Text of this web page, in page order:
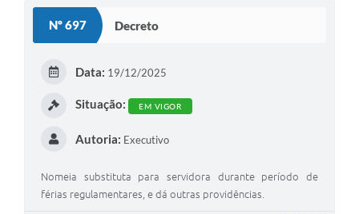
Nº 697 Decreto
Data: 19/12/2025
Situação: EM VIGOR
Autoria: Executivo
Nomeia substituta para servidora durante período de
férias regulamentares, e dá outras providências.